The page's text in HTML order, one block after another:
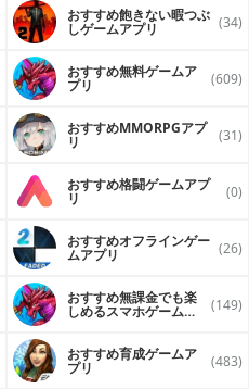
おすすめ飽きない暇つぶ
しゲームアプリ (34)
おすすめ無料ゲームア
プリ (609)
おすすめ MMORPGアプ
リ (31)
おすすめ格闘ゲームアプ
リ (0)
おすすめオフラインゲー
ムアプリ (26)
おすすめ無課金でも楽
しめるスマホゲームア (149)
おすすめ育成ゲームア
プリ (483)